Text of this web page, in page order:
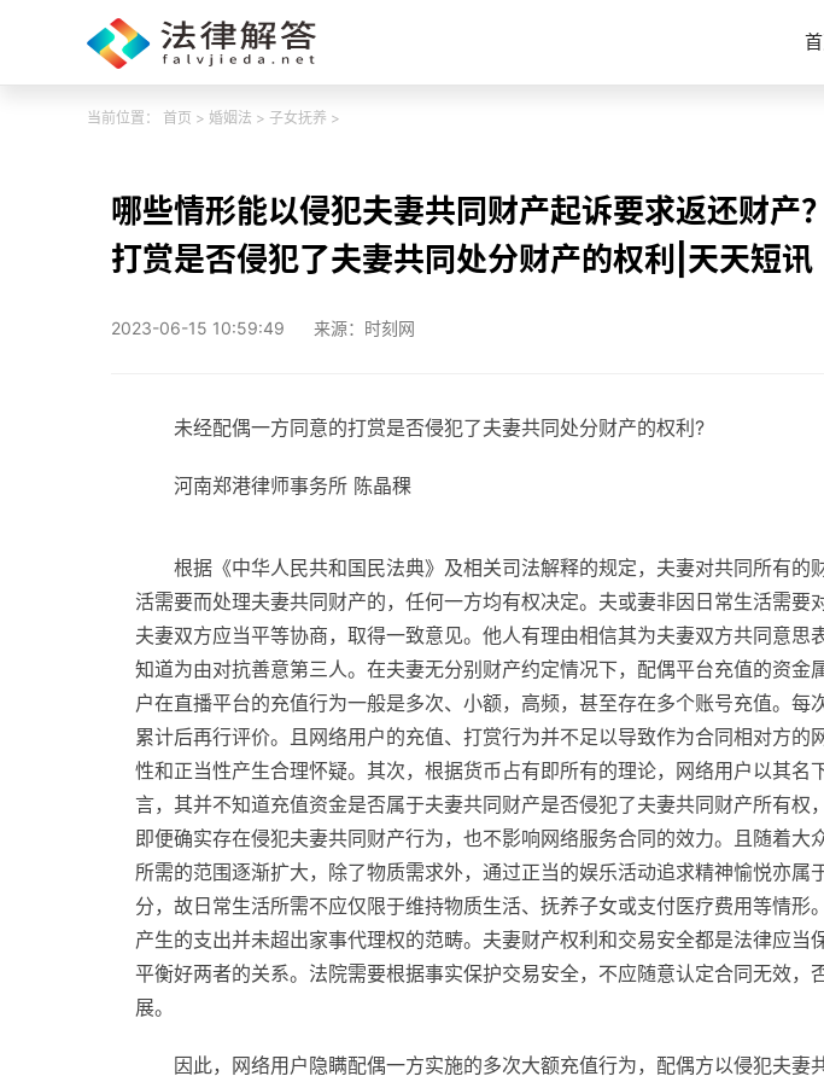
当前位置： 首页 > 婚姻法 > 子女抚养 >
哪些情形能以侵犯夫妻共同财产起诉要求返还财产
打赏是否侵犯了夫妻共同处分财产的权利|天天短讯
2023-06-15 10:59:49 来源：时刻网
未经配偶一方同意的打赏是否侵犯了夫妻共同处分财产的权利?
河南郑港律师事务所 陈晶稞
根据《中华人民共和国民法典》及相关司法解释的规定，夫妻对共同所有的
活需要而处理夫妻共同财产的，任何一方均有权决定。夫或妻非因日常生活需要
夫妻双方应当平等协商，取得一致意见。他人有理由相信其为夫妻双方共同意思
知道为由对抗善意第三人。在夫妻无分别财产约定情况下，配偶平台充值的资金
户在直播平台的充值行为一般是多次、小额，高频，甚至存在多个账号充值。每
累计后再行评价。且网络用户的充值、打赏行为并不足以导致作为合同相对方的
性和正当性产生合理怀疑。其次，根据货币占有即所有的理论，网络用户以其名
言，其并不知道充值资金是否属于夫妻共同财产是否侵犯了夫妻共同财产所有权
即便确实存在侵犯夫妻共同财产行为，也不影响网络服务合同的效力。且随着大
所需的范围逐渐扩大，除了物质需求外，通过正当的娱乐活动追求精神愉悦亦属
分，故日常生活所需不应仅限于维持物质生活、抚养子女或支付医疗费用等情形
产生的支出并未超出家事代理权的范畴。夫妻财产权利和交易安全都是法律应当
平衡好两者的关系。法院需要根据事实保护交易安全，不应随意认定合同无效，
展。
因此，网络用户隐瞒配偶一方实施的多次大额充值行为，配偶方以侵犯夫妻